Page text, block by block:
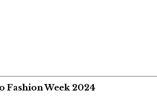
Fashion Week 2024